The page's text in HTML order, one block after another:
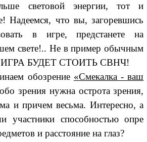
световой энергии, тот и
Надеемся, что вы, загоревшись
в игре, предстанете на
свете!.. Не в пример обычным
БУДЕТ СТОИТЬ СВНЧ!
обозрение «Смекалка - ваш
зрения нужна острота зрения,
и причем весьма. Интересно, а
участники способностью опре
и расстояние на глаз?